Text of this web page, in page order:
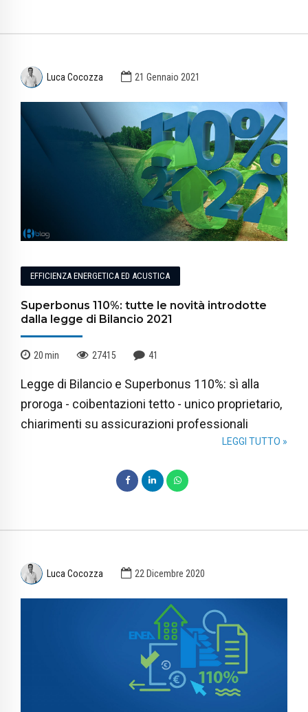
Luca Cocozza 21 Gennaio 2021
EFFICIENZA ENERGETICA ED ACUSTICA
Superbonus 110%: tutte le novità introdotte
dalla legge di Bilancio 2021
20min 27415 41
Legge di Bilancio e Superbonus 110%: sì alla
proroga - coibentazioni tetto - unico proprietario,
chiarimenti su assicurazioni professionali
LEGGI TUTTO »
Luca Cocozza 22 Dicembre 2020